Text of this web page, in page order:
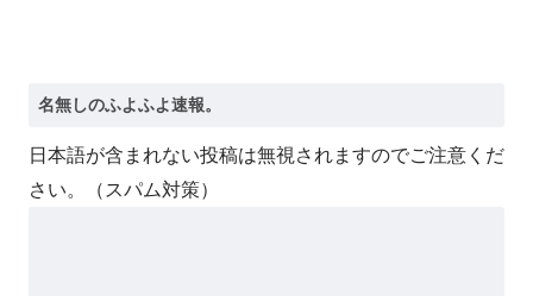
日本語が含まれない投稿は無視されますのでご注意くだ
さい。（スパム対策）